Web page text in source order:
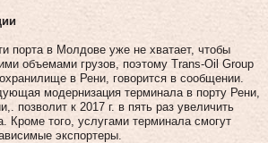
порта в Молдове уже не хватает, чтобы
объемами грузов, поэтому Trans-Oil Group
в Рени, говорится в сообщении.
модернизация терминала в порту Рени,
позволит к 2017 г. в пять раз увеличить
Кроме того, услугами терминала смогут
экспортеры.